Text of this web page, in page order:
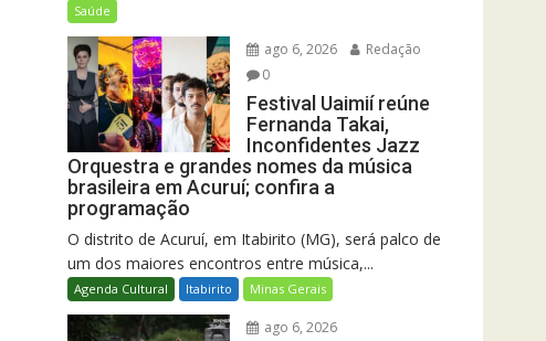
Saúde
ago 6, 2026
Redação
0
Festival Uaimií reúne
Fernanda Takai,
Inconfidentes Jazz
Orquestra e grandes nomes da música
brasileira em Acuruí; confira a
programação
O distrito de Acuruí, em Itabirito (MG), será palco de
um dos maiores encontros entre música,...
Agenda Cultural Itabirito Minas Gerais
ago 6, 2026